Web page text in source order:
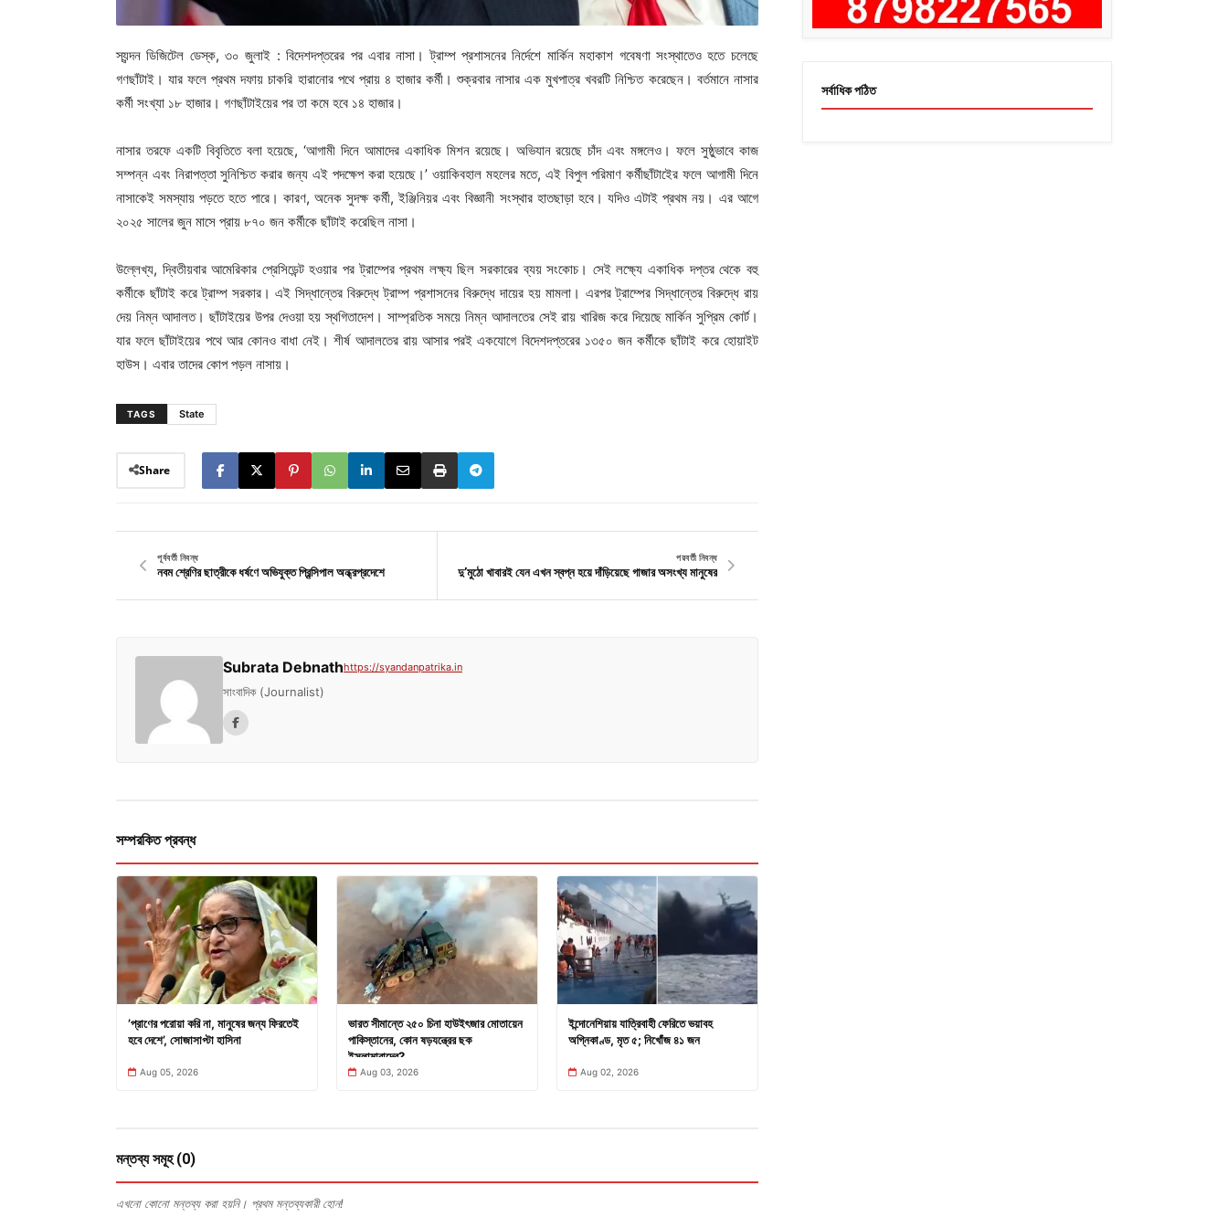
স্যন্দন ডিজিটেল ডেস্ক, ৩০ জুলাই : বিদেশদপ্তরের পর এবার নাসা। ট্রাম্প প্রশাসনের নির্দেশে মার্কিন মহাকাশ গবেষণা সংস্থাতেও হতে চলেছে
গণছাঁটাই। যার ফলে প্রথম দফায় চাকরি হারানোর পথে প্রায় ৪ হাজার কর্মী। শুক্রবার নাসার এক মুখপাত্র খবরটি নিশ্চিত করেছেন। বর্তমানে নাসার
কর্মী সংখ্যা ১৮ হাজার। গণছাঁটাইয়ের পর তা কমে হবে ১৪ হাজার।
নাসার তরফে একটি বিবৃতিতে বলা হয়েছে, ‘আগামী দিনে আমাদের একাধিক মিশন রয়েছে। অভিযান রয়েছে চাঁদ এবং মঙ্গলেও। ফলে সুষ্ঠুভাবে কাজ
সম্পন্ন এবং নিরাপত্তা সুনিশ্চিত করার জন্য এই পদক্ষেপ করা হয়েছে।’ ওয়াকিবহাল মহলের মতে, এই বিপুল পরিমাণ কর্মীছাঁটাইের ফলে আগামী দিনে
নাসাকেই সমস্যায় পড়তে হতে পারে। কারণ, অনেক সুদক্ষ কর্মী, ইঞ্জিনিয়র এবং বিজ্ঞানী সংস্থার হাতছাড়া হবে। যদিও এটাই প্রথম নয়। এর আগে
২০২৫ সালের জুন মাসে প্রায় ৮৭০ জন কর্মীকে ছাঁটাই করেছিল নাসা।
উল্লেখ্য, দ্বিতীয়বার আমেরিকার প্রেসিডেন্ট হওয়ার পর ট্রাম্পের প্রথম লক্ষ্য ছিল সরকারের ব্যয় সংকোচ। সেই লক্ষ্যে একাধিক দপ্তর থেকে বহু
কর্মীকে ছাঁটাই করে ট্রাম্প সরকার। এই সিদ্ধান্তের বিরুদ্ধে ট্রাম্প প্রশাসনের বিরুদ্ধে দায়ের হয় মামলা। এরপর ট্রাম্পের সিদ্ধান্তের বিরুদ্ধে রায়
দেয় নিম্ন আদালত। ছাঁটাইয়ের উপর দেওয়া হয় স্থগিতাদেশ। সাম্প্রতিক সময়ে নিম্ন আদালতের সেই রায় খারিজ করে দিয়েছে মার্কিন সুপ্রিম কোর্ট।
যার ফলে ছাঁটাইয়ের পথে আর কোনও বাধা নেই। শীর্ষ আদালতের রায় আসার পরই একযোগে বিদেশদপ্তরের ১৩৫০ জন কর্মীকে ছাঁটাই করে হোয়াইট
হাউস। এবার তাদের কোপ পড়ল নাসায়।
TAGS State
Share
পূর্ববর্তী নিবন্ধ
নবম শ্রেণির ছাত্রীকে ধর্ষণে অভিযুক্ত প্রিন্সিপাল অন্ধ্রপ্রদেশে
পরবর্তী নিবন্ধ
দু’মুঠো খাবারই যেন এখন স্বপ্ন হয়ে দাঁড়িয়েছে গাজার অসংখ্য মানুষের
Subrata Debnathhttps://syandanpatrika.in
সাংবাদিক (Journalist)
সম্পরকিত প্রবন্ধ
’প্রাণের পরোয়া করি না, মানুষের জন্য ফিরতেই
হবে দেশে’, সোজাসাপ্টা হাসিনা
Aug 05, 2026
ভারত সীমান্তে ২৫০ চিনা হাউইৎজার মোতায়েন
পাকিস্তানের, কোন ষড়যন্ত্রের ছক
ইসলামাবাদের?
Aug 03, 2026
ইন্দোনেশিয়ায় যাত্রিবাহী ফেরিতে ভয়াবহ
অগ্নিকাণ্ড, মৃত ৫; নিখোঁজ ৪১ জন
Aug 02, 2026
মন্তব্য সমূহ (0)
এখনো কোনো মন্তব্য করা হয়নি। প্রথম মন্তব্যকারী হোন!
সর্বাধিক পঠিত